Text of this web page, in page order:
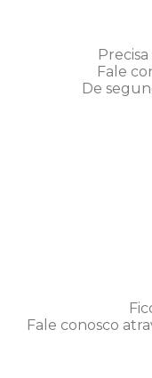
Fale
De
Fale conosco